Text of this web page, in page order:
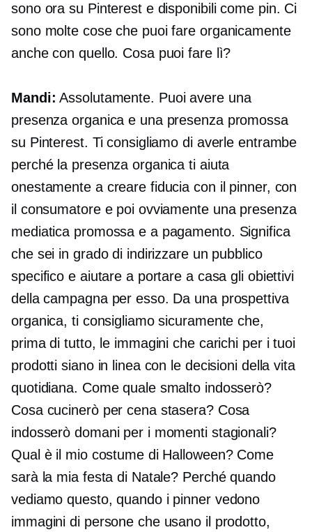
sono ora su Pinterest e disponibili come pin. Ci
sono molte cose che puoi fare organicamente
anche con quello. Cosa puoi fare lì?
Mandi: Assolutamente. Puoi avere una
presenza organica e una presenza promossa
su Pinterest. Ti consigliamo di averle entrambe
perché la presenza organica ti aiuta
onestamente a creare fiducia con il pinner, con
il consumatore e poi ovviamente una presenza
mediatica promossa e a pagamento. Significa
che sei in grado di indirizzare un pubblico
specifico e aiutare a portare a casa gli obiettivi
della campagna per esso. Da una prospettiva
organica, ti consigliamo sicuramente che,
prima di tutto, le immagini che carichi per i tuoi
prodotti siano in linea con le decisioni della vita
quotidiana. Come quale smalto indosserò?
Cosa cucinerò per cena stasera? Cosa
indosserò domani per i momenti stagionali?
Qual è il mio costume di Halloween? Come
sarà la mia festa di Natale? Perché quando
vediamo questo, quando i pinner vedono
immagini di persone che usano il prodotto,